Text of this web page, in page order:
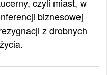
czyli miast, w
biznesowej
z drobnych